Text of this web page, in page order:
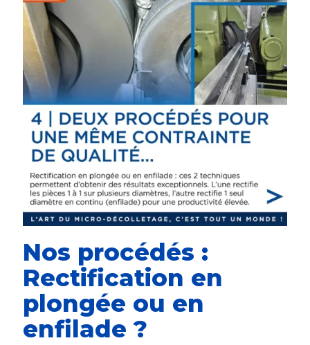
Nos procédés :
Rectification en
plongée ou en
enfilade ?